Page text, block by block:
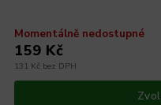
Momentálně nedostupné
131 Kč bez DPH
159 Kč